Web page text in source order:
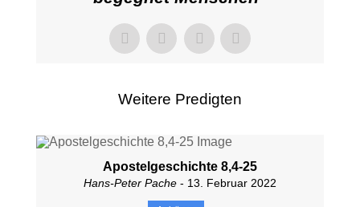
Weitere Predigten
Apostelgeschichte 8,4-25
Hans-Peter Pache- 13. Februar 2022